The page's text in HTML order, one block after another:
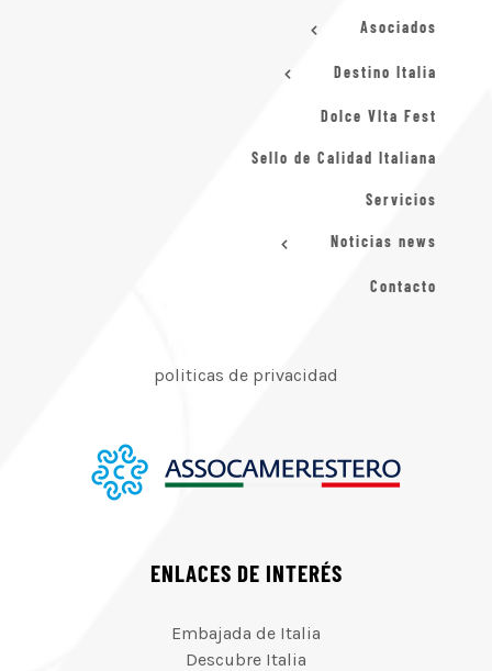
Asociados
Destino Italia
Dolce VIta Fest
Sello de Calidad Italiana
Servicios
Noticias news
Contacto
politicas de privacidad
ENLACES DE INTERÉS
Embajada de Italia
Descubre Italia